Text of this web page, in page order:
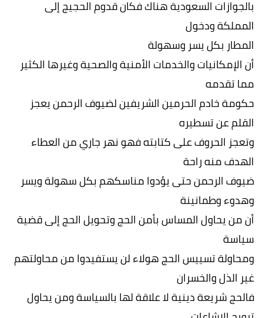
بالجوازات السعودية هناك فكان قدوم الحجيج إلى
المملكة ودخول
المطار بكل يسر وسهولة
أن الإمكانيات والخدمات الأمنية والصحية وغيرها الكثير
مما تقدمه
حكومة خادم الحرمين الشريفين لضيوف الرحمن يعجز
القلم عن تسطيره
وتعجز الحروف على كتابته فهو نهر جاري من العطاء
الهدف منه راحة
ضيوف الرحمن حتى يؤدوا مناسكهم بكل سهولة ويسر
وهدوء وطمانينة
أن من يحاول المساس بأمن الحج وتحويل الحج إلى قضية
سياسة
ومحاولة تسييس الحج هولاء لن يستفيدوا من محاولتهم
غير الذل والخسران
فالحج شريعة دينية لا علاقة لها بالسياسة ومن يحاول